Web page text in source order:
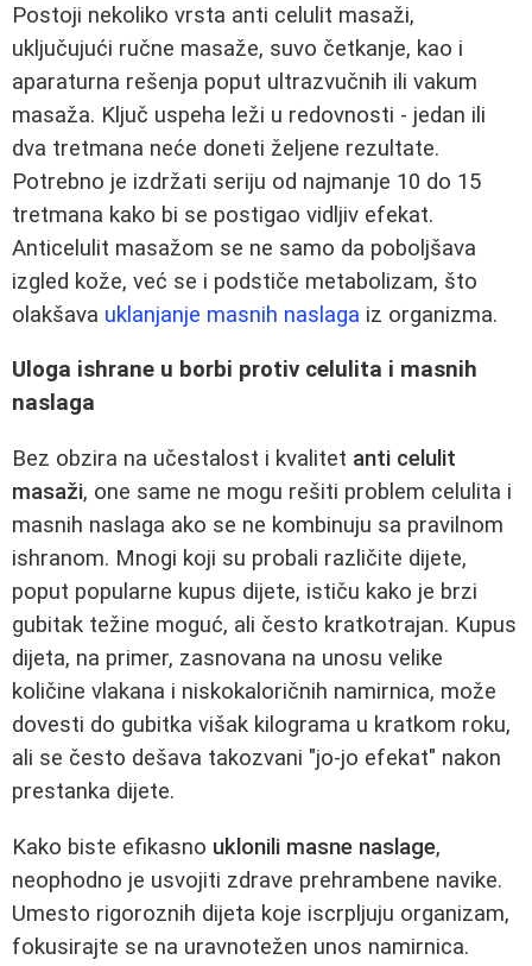
Postoji nekoliko vrsta anti celulit masaži,
uključujući ručne masaže, suvo četkanje, kao i
aparaturna rešenja poput ultrazvučnih ili vakum
masaža. Ključ uspeha leži u redovnosti - jedan ili
dva tretmana neće doneti željene rezultate.
Potrebno je izdržati seriju od najmanje 10 do 15
tretmana kako bi se postigao vidljiv efekat.
Anticelulit masažom se ne samo da poboljšava
izgled kože, već se i podstiče metabolizam, što
olakšava uklanjanje masnih naslaga iz organizma.
Uloga ishrane u borbi protiv celulita i masnih
naslaga
Bez obzira na učestalost i kvalitet anti celulit
masaži, one same ne mogu rešiti problem celulita i
masnih naslaga ako se ne kombinuju sa pravilnom
ishranom. Mnogi koji su probali različite dijete,
poput popularne kupus dijete, ističu kako je brzi
gubitak težine moguć, ali često kratkotrajan. Kupus
dijeta, na primer, zasnovana na unosu velike
količine vlakana i niskokaloričnih namirnica, može
dovesti do gubitka višak kilograma u kratkom roku,
ali se često dešava takozvani "jo-jo efekat" nakon
prestanka dijete.
Kako biste efikasno uklonili masne naslage,
neophodno je usvojiti zdrave prehrambene navike.
Umesto rigoroznih dijeta koje iscrpljuju organizam,
fokusirajte se na uravnotežen unos namirnica.